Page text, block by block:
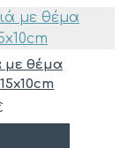
με θέμα